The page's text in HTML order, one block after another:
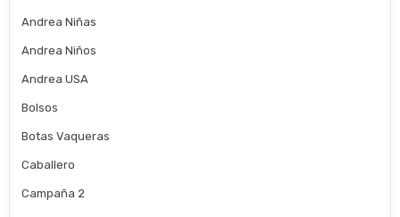
Andrea Niñas
Andrea Niños
Andrea USA
Bolsos
Botas Vaqueras
Caballero
Campaña 2